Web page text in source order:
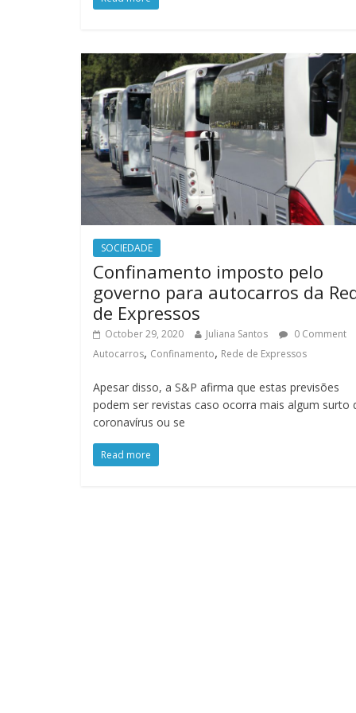
SOCIEDADE
Confinamento imposto pelo
governo para autocarros da
de Expressos
October 29, 2020 Juliana Santos
0 Comment
Autocarros, Confinamento, Rede de Expressos
Apesar disso, a S&P afirma que estas previsões
podem ser revistas caso ocorra mais algum surto
coronavírus ou se
Read more